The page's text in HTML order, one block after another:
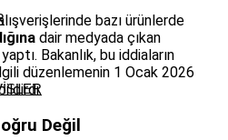
bazı ürünlerde
dair medyada çıkan
Bakanlık, bu iddiaların
düzenlemenin 1 Ocak 2026
Değil